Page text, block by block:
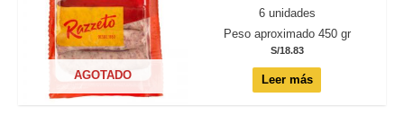
AGOTADO
6 unidades
Peso aproximado 450 gr
S/18.83
Leer más